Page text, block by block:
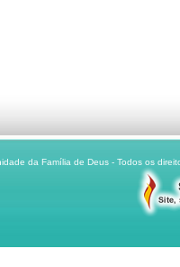
da Família de Deus - Todos os